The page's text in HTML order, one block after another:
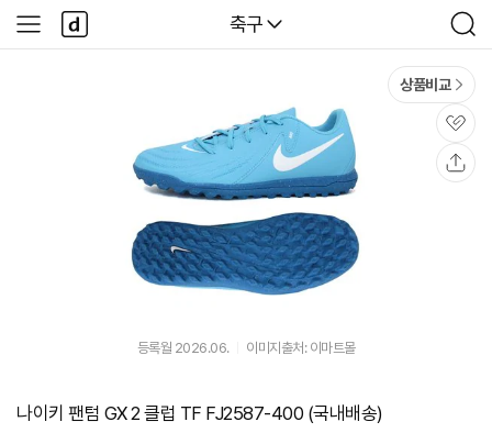
다나와
축구
검
색
사
이
다
나
와
상품비교
관
심
등록월 2026.06. 이미지출처: 이마트몰
나이키 팬텀 GX 2 클럽 TF FJ2587-400 (국내배송)